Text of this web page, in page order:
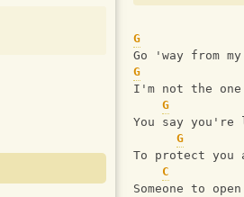
G
Go 'way from
G
I'm not the one
G
You say you're
G
To protect you
C
Someone to